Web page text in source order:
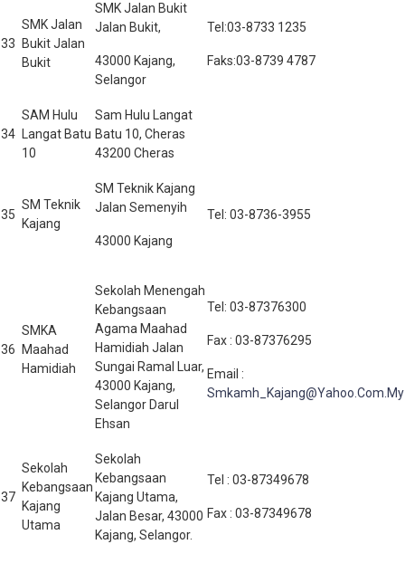
33
SMK Jalan
Bukit Jalan
Bukit
SMK Jalan Bukit
Jalan Bukit,
43000 Kajang,
Selangor
Tel:03-8733 1235
Faks:03-8739 4787
34
SAM Hulu
Langat Batu
10
Sam Hulu Langat
Batu 10, Cheras
43200 Cheras
35
SM Teknik
Kajang
SM Teknik Kajang
Jalan Semenyih
43000 Kajang
Tel: 03-8736-3955
36
SMKA
Maahad
Hamidiah
Sekolah Menengah
Kebangsaan
Agama Maahad
Hamidiah Jalan
Sungai Ramal Luar,
43000 Kajang,
Selangor Darul
Ehsan
Tel: 03-87376300
Fax : 03-87376295
Email :
Smkamh_Kajang@Yahoo.Com.My
37
Sekolah
Kebangsaan
Kajang
Utama
Sekolah
Kebangsaan
Kajang Utama,
Jalan Besar, 43000
Kajang, Selangor.
Tel : 03-87349678
Fax : 03-87349678